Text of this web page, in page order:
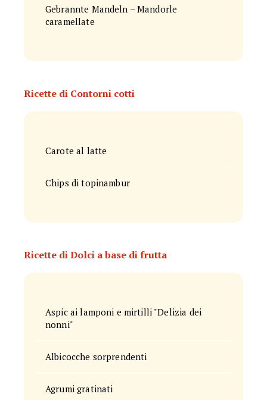
Gebrannte Mandeln – Mandorle
caramellate
Ricette di Contorni cotti
Carote al latte
Chips di topinambur
Ricette di Dolci a base di frutta
Aspic ai lamponi e mirtilli "Delizia dei
nonni"
Albicocche sorprendenti
Agrumi gratinati